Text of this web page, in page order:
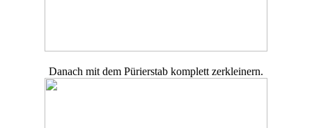
Danach mit dem Pürierstab komplett zerkleinern.